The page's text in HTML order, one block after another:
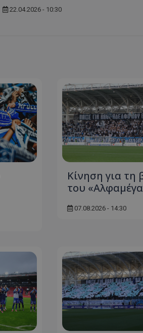
22.04.2026 - 10:30
Κίνηση για τη
του
07.08.2026 - 14:30